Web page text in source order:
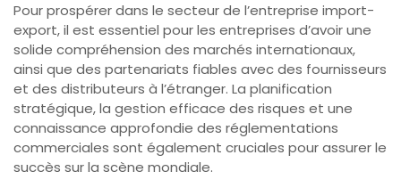
Pour prospérer dans le secteur de l’entreprise import-
export, il est essentiel pour les entreprises d’avoir une
solide compréhension des marchés internationaux,
ainsi que des partenariats fiables avec des fournisseurs
et des distributeurs à l’étranger. La planification
stratégique, la gestion efficace des risques et une
connaissance approfondie des réglementations
commerciales sont également cruciales pour assurer le
succès sur la scène mondiale.